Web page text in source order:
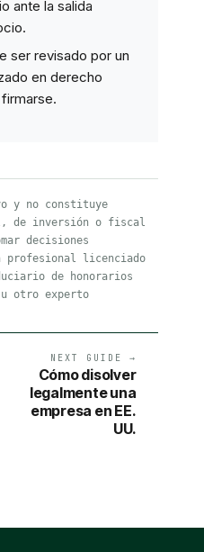
ante la salida
ser revisado por un
en derecho
y no constituye
de inversión o fiscal
decisiones
profesional licenciado
de honorarios
otro experto
NEXT GUIDE →
Cómo disolver
legalmente una
empresa en EE.
UU.